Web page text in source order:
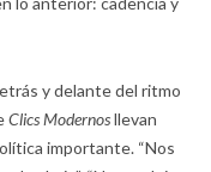
y delante del ritmo
Clics Modernosllevan
importante. “Nos